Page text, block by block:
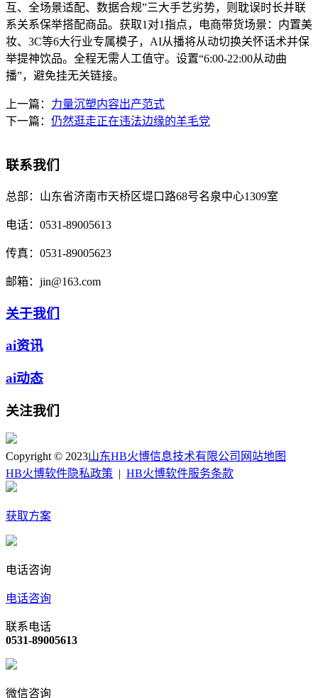
互、全场景适配、数据合规”三大手艺劣势，则耽误时长并联
系关系保举搭配商品。获取1对1指点，电商带货场景：内置美
妆、3C等6大行业专属模子，AI从播将从动切换关怀话术并保
举提神饮品。全程无需人工值守。设置“6:00-22:00从动曲
播”，避免挂无关链接。
上一篇： 力量沉塑内容出产范式
下一篇： 仍然逛走正在违法边缘的羊毛党
联系我们
总部： 山东省济南市天桥区堤口路68号名泉中心1309室
电话： 0531-89005613
传真： 0531-89005623
邮箱： jin@163.com
关于我们
ai资讯
ai动态
关注我们
Copyright © 2023山东HB火博信息技术有限公司 网站地图
HB火博软件隐私政策 | HB火博软件服务条款
获取方案
电话咨询
电话咨询
联系电话
0531-89005613
微信咨询